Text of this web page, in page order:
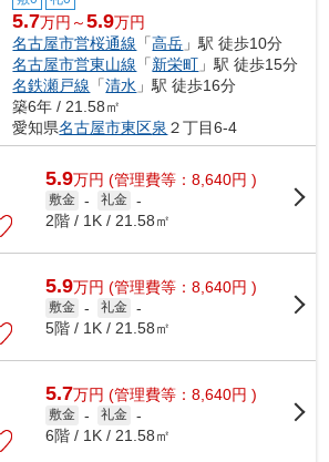
5.7万円～5.9万円
名古屋市営桜通線 「高岳 」駅 徒歩10分
名古屋市営東山線 「新栄町 」駅 徒歩15分
名鉄瀬戸線 「清水 」駅 徒歩16分
築6年 / 21.58㎡
愛知県名古屋市東区泉 ２丁目6-4
5.9万円 (管理費等：8,640円 )
敷金 - 礼金 -
2階 / 1K / 21.58㎡
5.9万円 (管理費等：8,640円 )
敷金 - 礼金 -
5階 / 1K / 21.58㎡
5.7万円 (管理費等：8,640円 )
敷金 - 礼金 -
6階 / 1K / 21.58㎡